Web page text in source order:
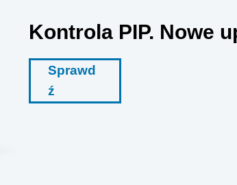
Kontrola PIP. Nowe
Sprawd
ź